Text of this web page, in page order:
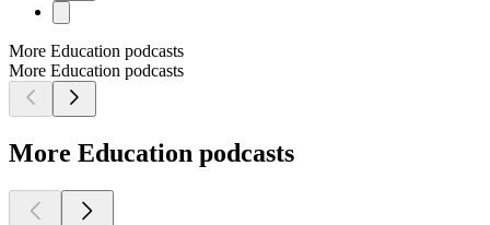
More Education podcasts
More Education podcasts
More Education podcasts